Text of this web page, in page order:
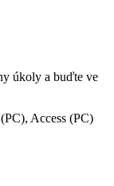
úkoly a buďte ve
Access (PC)